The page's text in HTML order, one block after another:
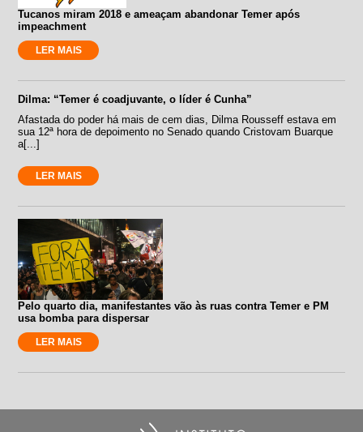
Tucanos miram 2018 e ameaçam abandonar Temer após
impeachment
LER MAIS
Dilma: “Temer é coadjuvante, o líder é Cunha”
Afastada do poder há mais de cem dias, Dilma Rousseff estava em
sua 12ª hora de depoimento no Senado quando Cristovam Buarque
a[...]
LER MAIS
Pelo quarto dia, manifestantes vão às ruas contra Temer e PM
usa bomba para dispersar
LER MAIS